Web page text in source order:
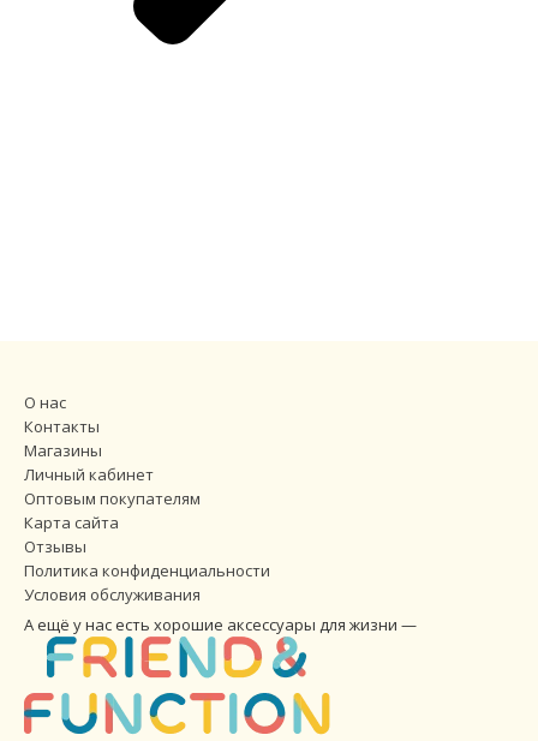
О нас
Контакты
Магазины
Личный кабинет
Оптовым покупателям
Карта сайта
Отзывы
Политика конфиденциальности
Условия обслуживания
А ещё у нас есть хорошие аксессуары для жизни —